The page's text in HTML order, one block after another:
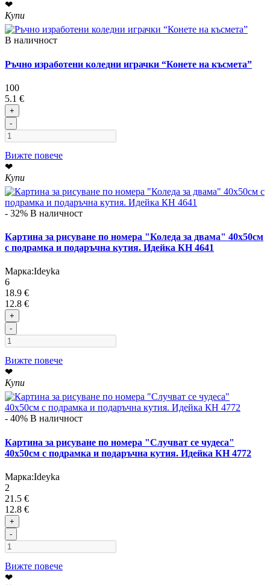
❤
Купи
В наличност
Ръчно изработени коледни играчки “Конете на късмета”
100
5.1 €
+
-
Вижте повече
❤
Купи
- 32% В наличност
Картина за рисуване по номера "Коледа за двама" 40х50см
с подрамка и подаръчна кутия. Идейка КН 4641
Марка:Ideyka
6
18.9 €
12.8 €
+
-
Вижте повече
❤
Купи
- 40% В наличност
Картина за рисуване по номера "Случват се чудеса"
40х50см с подрамка и подаръчна кутия. Идейка КН 4772
Марка:Ideyka
2
21.5 €
12.8 €
+
-
Вижте повече
❤